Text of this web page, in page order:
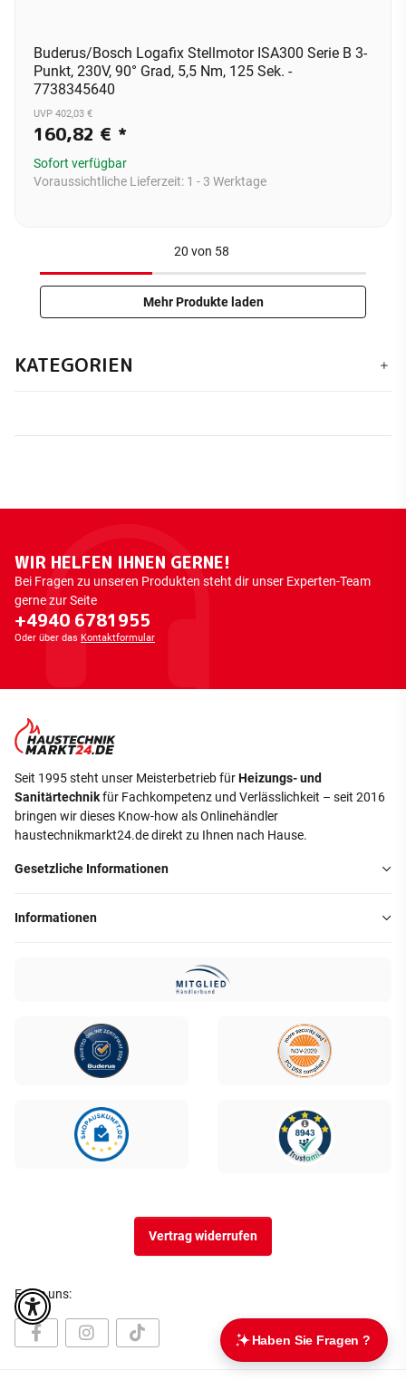
Buderus/Bosch Logafix Stellmotor ISA300 Serie B 3-
Punkt, 230V, 90° Grad, 5,5 Nm, 125 Sek. -
7738345640
UVP 402,03 €
160,82 € *
Sofort verfügbar
Voraussichtliche Lieferzeit: 1 - 3 Werktage
20 von 58
Mehr Produkte laden
KATEGORIEN
WIR HELFEN IHNEN GERNE!
Bei Fragen zu unseren Produkten steht dir unser Experten-Team
gerne zur Seite
+4940 6781955
Oder über das Kontaktformular
Seit 1995 steht unser Meisterbetrieb fürHeizungs- und
Sanitärtechnikfür Fachkompetenz und Verlässlichkeit – seit 2016
bringen wir dieses Know-how als Onlinehändler
haustechnikmarkt24.de direkt zu Ihnen nach Hause.
Gesetzliche Informationen
Informationen
Vertrag widerrufen
Folge uns: